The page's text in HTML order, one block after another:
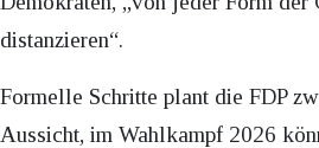
distanzieren“.
Formelle Schritte plant die FDP
Aussicht, im Wahlkampf 2026